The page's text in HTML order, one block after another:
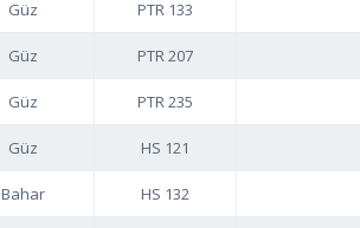
Güz PTR 133
Güz PTR 207
Güz PTR 235
Güz HS 121
Bahar HS 132